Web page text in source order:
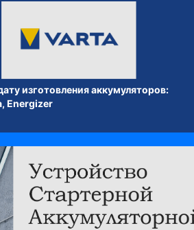
изготовления аккумуляторов:
Energizer